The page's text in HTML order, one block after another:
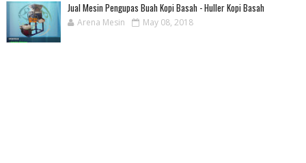
Jual Mesin Pengupas Buah Kopi Basah - Huller Kopi Basah
Arena Mesin May 08, 2018